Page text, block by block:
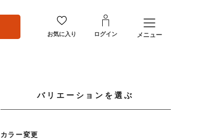
お気に入り ログイン メニュー
バリエーションを選ぶ
カラー変更